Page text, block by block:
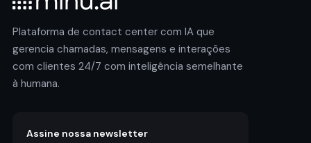
Plataforma de contact center com IA que
gerencia chamadas, mensagens e interações
com clientes 24/7 com inteligência semelhante
à humana.
Assine nossa newsletter